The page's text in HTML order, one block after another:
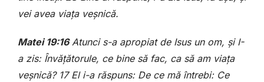
vei avea viaţa veşnică.
Matei 19:16 Atunci s-a apropiat de Isus un om, şi I-
a zis: Învăţătorule, ce bine să fac, ca să am viaţa
veşnică? 17 El i-a răspuns: De ce mă întrebi: Ce